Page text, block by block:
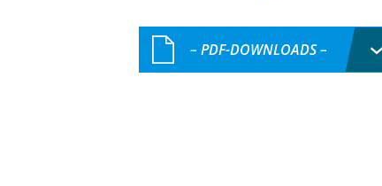
– PDF-DOWNLOADS –